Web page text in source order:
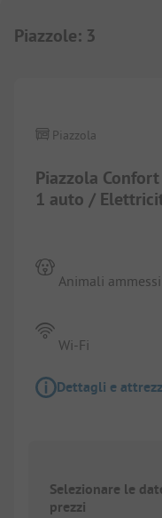
Piazzole: 3
Piazzola
1 auto /
Piazzola
Animali ammessi
Wi-Fi
Dettagli e
Selezionare le
prezzi